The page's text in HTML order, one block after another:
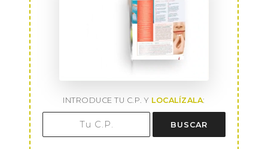
INTRODUCE TU C.P. Y LOCALÍZALA:
BUSCAR